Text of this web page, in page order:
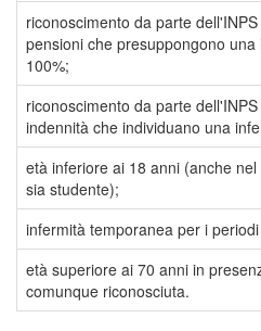
riconoscimento da parte
pensioni che presuppongono
100%;
riconoscimento da parte
indennità che individuano una
età inferiore ai 18 anni (anche
sia studente);
infermità temporanea per i
età superiore ai 70 anni in
comunque riconosciuta.